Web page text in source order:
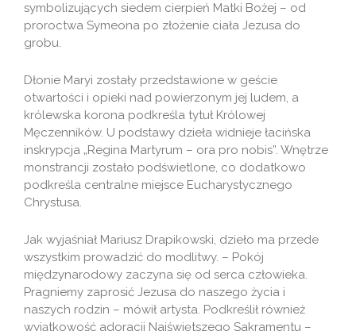
symbolizujących siedem cierpień Matki Bożej – od
proroctwa Symeona po złożenie ciała Jezusa do
grobu.
Dłonie Maryi zostały przedstawione w geście
otwartości i opieki nad powierzonym jej ludem, a
królewska korona podkreśla tytuł Królowej
Męczenników. U podstawy dzieła widnieje łacińska
inskrypcja „Regina Martyrum – ora pro nobis”. Wnętrze
monstrancji zostało podświetlone, co dodatkowo
podkreśla centralne miejsce Eucharystycznego
Chrystusa.
Jak wyjaśniał Mariusz Drapikowski, dzieło ma przede
wszystkim prowadzić do modlitwy. – Pokój
międzynarodowy zaczyna się od serca człowieka.
Pragniemy zaprosić Jezusa do naszego życia i
naszych rodzin – mówił artysta. Podkreślił również
wyjątkowość adoracji Najświętszego Sakramentu –